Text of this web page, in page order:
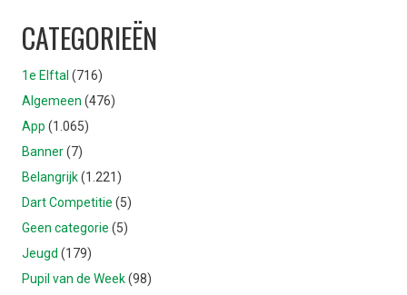
CATEGORIEËN
1e Elftal (716)
Algemeen (476)
App (1.065)
Banner(7)
Belangrijk(1.221)
Dart Competitie (5)
Geen categorie (5)
Jeugd (179)
Pupil van de Week(98)